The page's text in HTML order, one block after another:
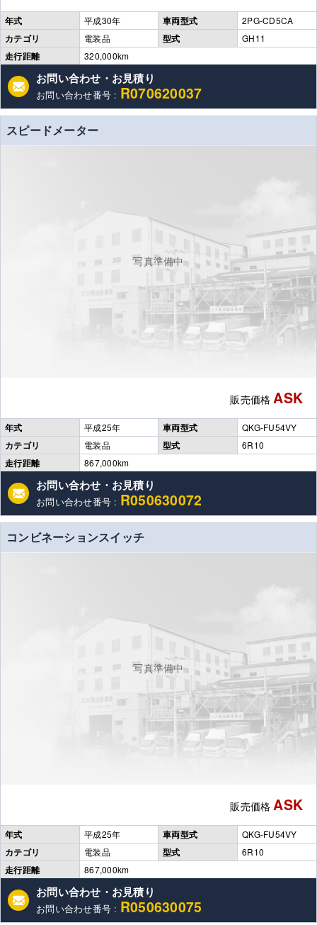
年式 平成30年 車両型式 2PG-CD5CA
カテゴリ 電装品 型式 GH11
走行距離 320,000km
お問い合わせ・お見積り
お問い合わせ番号 : R070620037
スピードメーター
写真準備中
販売価格 ASK
年式 平成25年 車両型式 QKG-FU54VY
カテゴリ 電装品 型式 6R10
走行距離 867,000km
お問い合わせ・お見積り
お問い合わせ番号 : R050630072
コンビネーションスイッチ
写真準備中
販売価格 ASK
年式 平成25年 車両型式 QKG-FU54VY
カテゴリ 電装品 型式 6R10
走行距離 867,000km
お問い合わせ・お見積り
お問い合わせ番号 : R050630075